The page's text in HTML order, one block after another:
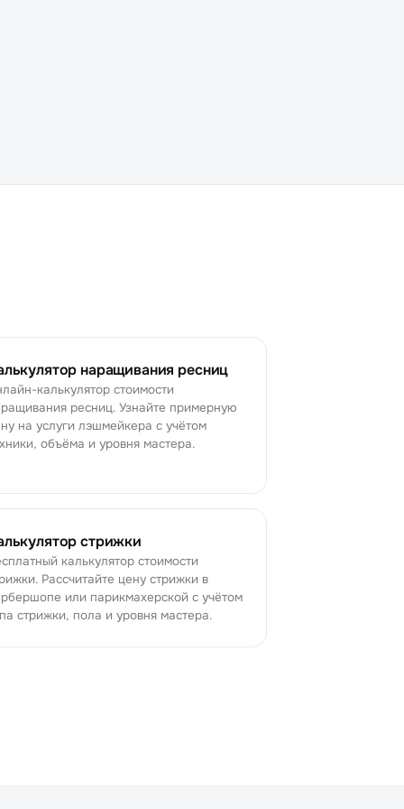
наращивания ресниц
калькулятор стоимости
ресниц. Узнайте примерную
на услуги лэшмейкера с учётом
объёма и уровня мастера.
стрижки
калькулятор стоимости
Рассчитайте цену стрижки в
или парикмахерской с учётом
стрижки, пола и уровня мастера.